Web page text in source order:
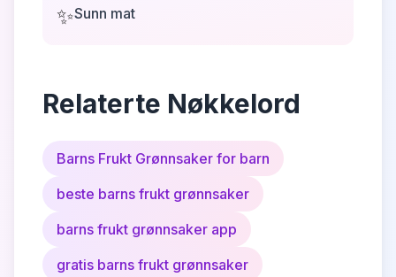
✨Sunn mat
Relaterte Nøkkelord
Barns Frukt Grønnsaker for barn
beste barns frukt grønnsaker
barns frukt grønnsaker app
gratis barns frukt grønnsaker